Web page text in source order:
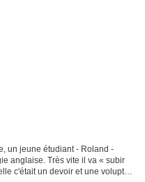
un jeune étudiant - Roland -
anglaise. Très vite il va « subir
c'était un devoir et une volupté